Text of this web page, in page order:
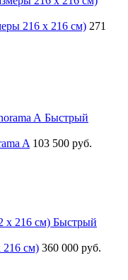
216 х 216 см) 271
Быстрый
A 103 500 руб.
Быстрый
216 см) 360 000 руб.